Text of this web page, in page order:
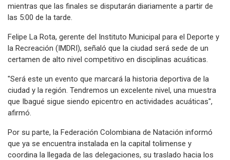
mientras que las finales se disputarán diariamente a partir de
las 5:00 de la tarde.
Felipe La Rota, gerente del Instituto Municipal para el Deporte y
la Recreación (IMDRI), señaló que la ciudad será sede de un
certamen de alto nivel competitivo en disciplinas acuáticas.
"Será este un evento que marcará la historia deportiva de la
ciudad y la región. Tendremos un excelente nivel, una muestra
que Ibagué sigue siendo epicentro en actividades acuáticas",
afirmó.
Por su parte, la Federación Colombiana de Natación informó
que ya se encuentra instalada en la capital tolimense y
coordina la llegada de las delegaciones, su traslado hacia los